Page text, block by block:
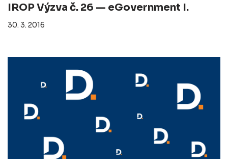
IROP Výzva č. 26 — eGovernment I.
30. 3. 2016